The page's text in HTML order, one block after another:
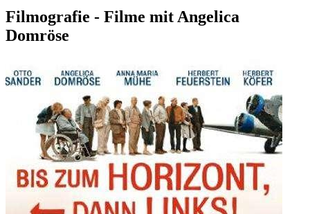
Filmografie - Filme mit Angelica
Domröse